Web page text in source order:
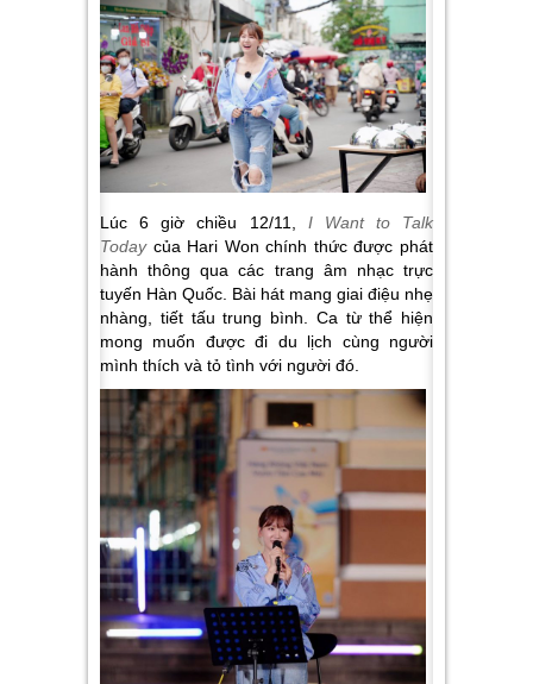
Lúc 6 giờ chiều 12/11,
I Want to Talk
Todaycủa Hari Won chính thức được phát
hành thông qua các trang âm nhạc trực
tuyến Hàn Quốc. Bài hát mang giai điệu nhẹ
nhàng, tiết tấu trung bình. Ca từ thể hiện
mong muốn được đi du lịch cùng người
mình thích và tỏ tình với người đó.